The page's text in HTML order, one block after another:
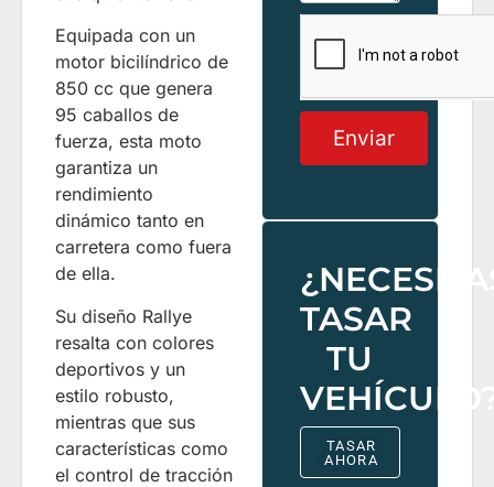
Equipada con un
motor bicilíndrico de
850 cc que genera
95 caballos de
fuerza, esta moto
garantiza un
rendimiento
dinámico tanto en
carretera como fuera
de ella.
Su diseño Rallye
resalta con colores
deportivos y un
estilo robusto,
mientras que sus
características como
el control de tracción
Enviar
TASAR
TU
TASAR
AHORA